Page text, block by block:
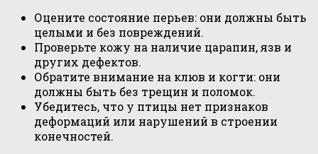
Оцените состояние перьев: они должны быть
целыми и без повреждений.
Проверьте кожу на наличие царапин, язв и
других дефектов.
Обратите внимание на клюв и когти: они
должны быть без трещин и поломок.
Убедитесь, что у птицы нет признаков
деформаций или нарушений в строении
конечностей.